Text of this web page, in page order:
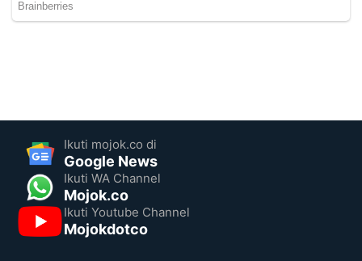
Ikuti mojok.co di
Google News
Ikuti WA Channel
Mojok.co
Ikuti Youtube Channel
Mojokdotco